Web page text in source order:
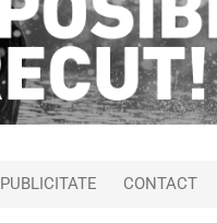
PUBLICITATE CONTACT